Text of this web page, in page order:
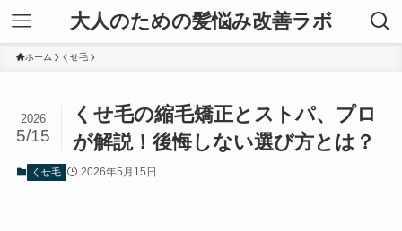
大人のための髪悩み改善ラボ
ホーム くせ毛
くせ毛の縮毛矯正とストパ、プロ
が解説！後悔しない選び方とは？
2026
5/15
くせ毛 2026年5月15日